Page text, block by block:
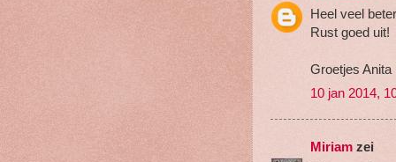
Heel veel
Rust goed uit!
Groetjes Anita
10 jan 2014,
Miriam zei